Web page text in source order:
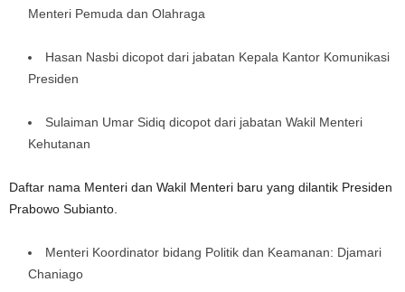
Menteri Pemuda dan Olahraga
Hasan Nasbi dicopot dari jabatan Kepala Kantor Komunikasi
Presiden
Sulaiman Umar Sidiq dicopot dari jabatan Wakil Menteri
Kehutanan
Daftar nama Menteri dan Wakil Menteri baru yang dilantik Presiden
Prabowo Subianto.
Menteri Koordinator bidang Politik dan Keamanan: Djamari
Chaniago